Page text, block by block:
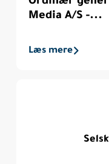
Media A/S -...
Læs mere